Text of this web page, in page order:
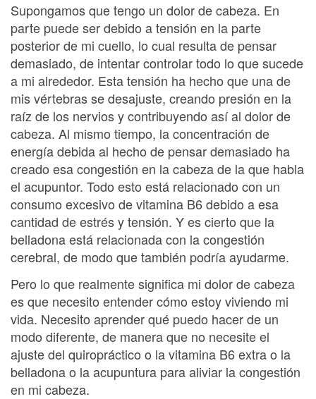
Supongamos que tengo un dolor de cabeza. En
parte puede ser debido a tensión en la parte
posterior de mi cuello, lo cual resulta de pensar
demasiado, de intentar controlar todo lo que sucede
a mi alrededor. Esta tensión ha hecho que una de
mis vértebras se desajuste, creando presión en la
raíz de los nervios y contribuyendo así al dolor de
cabeza. Al mismo tiempo, la concentración de
energía debida al hecho de pensar demasiado ha
creado esa congestión en la cabeza de la que habla
el acupuntor. Todo esto está relacionado con un
consumo excesivo de vitamina B6 debido a esa
cantidad de estrés y tensión. Y es cierto que la
belladona está relacionada con la congestión
cerebral, de modo que también podría ayudarme.
Pero lo que realmente significa mi dolor de cabeza
es que necesito entender cómo estoy viviendo mi
vida. Necesito aprender qué puedo hacer de un
modo diferente, de manera que no necesite el
ajuste del quiropráctico o la vitamina B6 extra o la
belladona o la acupuntura para aliviar la congestión
en mi cabeza.